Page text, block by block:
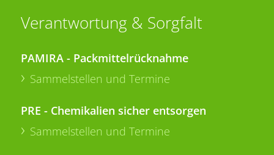
Verantwortung & Sorgfalt
PAMIRA - Packmittelrücknahme
Sammelstellen und Termine
PRE - Chemikalien sicher entsorgen
Sammelstellen und Termine